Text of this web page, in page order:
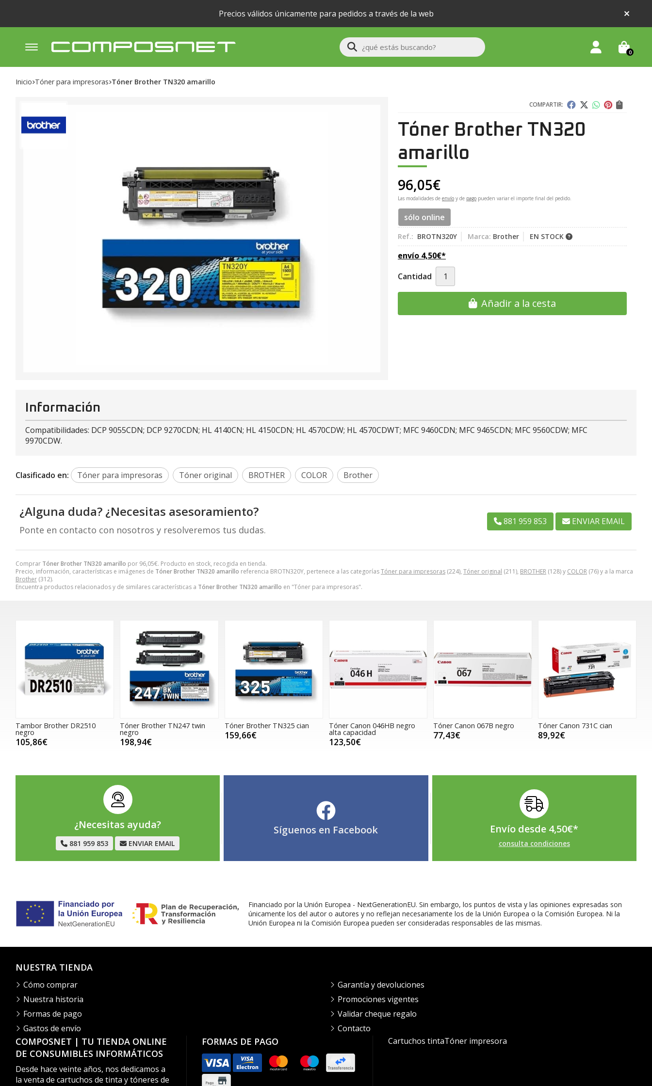
Precios válidos únicamente para pedidos a través de la web
Buscar 0
Inicio tóner para impresoras Tóner Brother TN320 amarillo
COMPARTIR:
Tóner Brother TN320
amarillo
96,05€
Las modalidades de envío y de pago pueden variar el importe final del pedido.
sólo online
Ref.: BROTN320Y Marca: Brother EN STOCK
envío 4,50€*
Cantidad
Añadir a la cesta
Comprar Tóner Brother TN320 amarillo por 96,05€. Producto en stock, recogida en tienda.
Precio, información, características e imágenes de Tóner Brother TN320 amarillo referencia BROTN320Y, pertenece a las categoríasTóner para impresoras (224), Tóner original (211), BROTHER (128) y COLOR (76) y a la marca
Brother (312).
Encuentra productos relacionados y de similares características a Tóner Brother TN320 amarillo en "Tóner para impresoras".
Información
Compatibilidades: DCP 9055CDN; DCP 9270CDN; HL 4140CN; HL 4150CDN; HL 4570CDW; HL 4570CDWT; MFC 9460CDN; MFC 9465CDN; MFC 9560CDW; MFC
9970CDW.
Clasificado en: Tóner para impresoras Tóner original BROTHER COLOR Brother
¿Alguna duda? ¿Necesitas asesoramiento?
Ponte en contacto con nosotros y resolveremos tus dudas.
881 959 853 ENVIAR EMAIL
Tambor Brother DR2510
negro
105,86€
Tóner Brother TN247 twin
negro
198,94€
Tóner Brother TN325 cian
159,66€
Tóner Canon 046HB negro
alta capacidad
123,50€
Tóner Canon 067B negro
77,43€
Tóner Canon 731C cian
89,92€
¿Necesitas ayuda?
881 959 853 ENVIAR EMAIL
Síguenos en Facebook Envío desde 4,50€*
consulta condiciones
Financiado por la Unión Europea - NextGenerationEU. Sin embargo, los puntos de vista y las opiniones expresadas son
únicamente los del autor o autores y no reflejan necesariamente los de la Unión Europea o la Comisión Europea. Ni la
Unión Europea ni la Comisión Europea pueden ser consideradas responsables de las mismas.
COMPOSNET | TU TIENDA ONLINE
DE CONSUMIBLES INFORMÁTICOS
Desde hace veinte años, nos dedicamos a
la venta de cartuchos de tinta y tóneres de
FORMAS DE PAGO
NUESTRA TIENDA
Cómo comprar
Nuestra historia
Formas de pago
Gastos de envío
Garantía y devoluciones
Promociones vigentes
Validar cheque regalo
Contacto
Cartuchos tintaTóner impresora